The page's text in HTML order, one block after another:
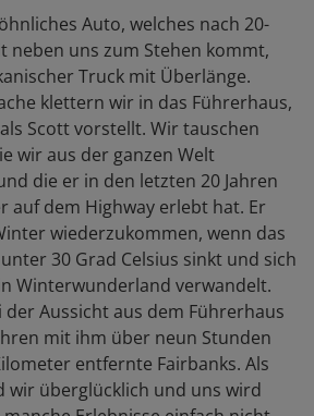
Auto, welches nach 20-
neben uns zum Stehen kommt,
Truck mit Überlänge.
klettern wir in das Führerhaus,
Scott vorstellt. Wir tauschen
wir aus der ganzen Welt
die er in den letzten 20 Jahren
auf dem Highway erlebt hat. Er
wiederzukommen, wenn das
30 Grad Celsius sinkt und sich
Winterwunderland verwandelt.
der Aussicht aus dem Führerhaus
mit ihm über neun Stunden
entfernte Fairbanks. Als
wir überglücklich und uns wird